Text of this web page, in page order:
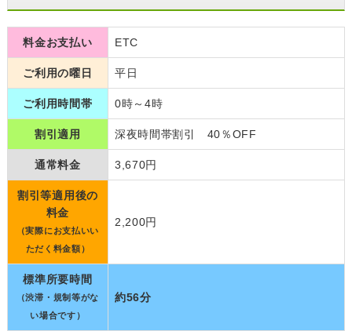
料金お支払い ETC
ご利用の曜日 平日
ご利用時間帯 0時～4時
割引適用 深夜時間帯割引 40％OFF
通常料金 3,670円
割引等適用後の
料金
（実際にお支払いい
ただく料金額）
2,200円
標準所要時間
（渋滞・規制等がな
い場合です）
約56分